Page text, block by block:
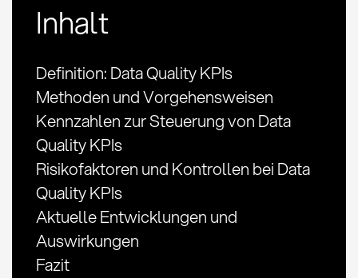
Inhalt
Definition: Data Quality KPIs
Methoden und Vorgehensweisen
Kennzahlen zur Steuerung von Data
Quality KPIs
Risikofaktoren und Kontrollen bei Data
Quality KPIs
Aktuelle Entwicklungen und
Auswirkungen
Fazit